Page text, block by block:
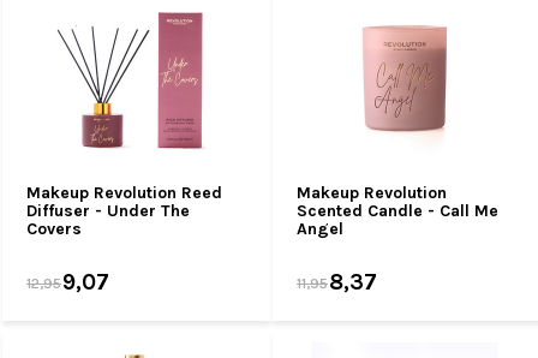
Makeup Revolution Reed
Diffuser - Under The
Covers
12,959,07
Makeup Revolution
Scented Candle - Call Me
Angel
11,958,37